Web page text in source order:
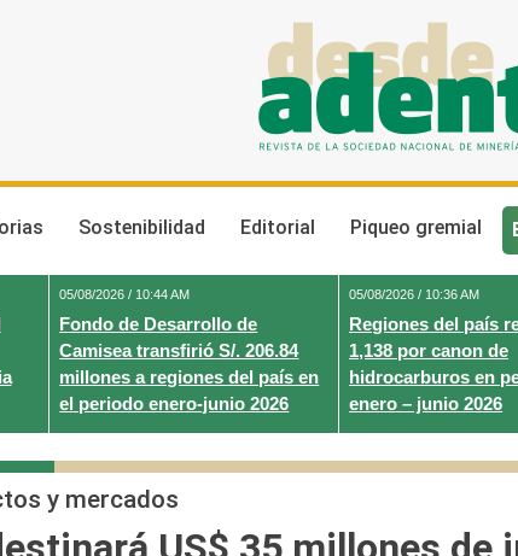
Sostenibilidad Editorial Piqueo gremial
05/08/2026 / 10:44 AM
Fondo de Desarrollo de
Camisea transfirió S/. 206.84
millones a regiones del país en
el periodo enero-junio 2026
05/08/2026 / 10:36 AM
Regiones del país
1,138 por canon de
hidrocarburos en
enero – junio 2026
y mercados